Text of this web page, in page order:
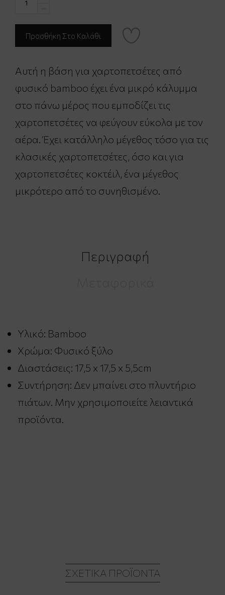
Αυτή η βάση για χαρτοπετσέτες από
φυσικό bamboo έχει ένα μικρό κάλυμμα
στο πάνω μέρος που εμποδίζει τις
χαρτοπετσέτες να φεύγουν εύκολα με τον
αέρα. Έχει κατάλληλο μέγεθος τόσο για τις
κλασικές χαρτοπετσέτες, όσο και για
χαρτοπετσέτες κοκτέιλ, ένα μέγεθος
μικρότερο από το συνηθισμένο.
Περιγραφή
Υλικό: Bamboo
Χρώμα: Φυσικό ξύλο
Διαστάσεις: 17,5 x 17,5 x 5,5cm
Συντήρηση: Δεν μπαίνει στο πλυντήριο
πιάτων. Μην χρησιμοποιείτε λειαντικά
προϊόντα.
ΣΧΕΤΙΚΆ ΠΡΟΪΌΝΤΑ